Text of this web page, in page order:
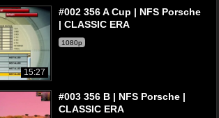
15:27
#002 356 A Cup | NFS Porsche
| CLASSIC ERA
1080p
#003 356 B | NFS Porsche |
CLASSIC ERA